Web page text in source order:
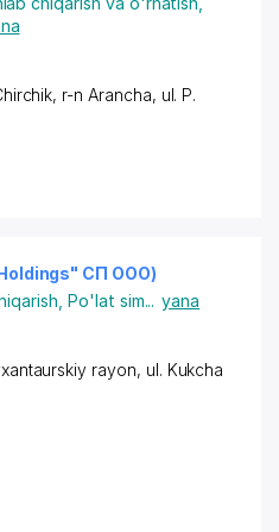
, r-n Arancha, ul. P.
СП ООО)
,Po'lat sim... yana
rayon, ul. Kukcha